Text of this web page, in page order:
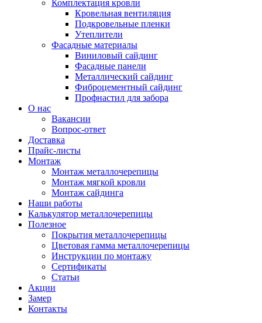
Комплектация кровли
Кровельная вентиляция
Подкровельные пленки
Утеплители
Фасадные материалы
Виниловый сайдинг
Фасадные панели
Металлический сайдинг
Фиброцементный сайдинг
Профнастил для забора
О нас
Вакансии
Вопрос-ответ
Доставка
Прайс-листы
Монтаж
Монтаж металлочерепицы
Монтаж мягкой кровли
Монтаж сайдинга
Наши работы
Калькулятор металлочерепицы
Полезное
Покрытия металлочерепицы
Цветовая гамма металлочерепицы
Инструкции по монтажу
Сертификаты
Статьи
Акции
Замер
Контакты